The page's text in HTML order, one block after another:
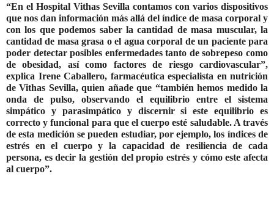
“En el Hospital Vithas Sevilla contamos con varios dispositivos
que nos dan información más allá del índice de masa corporal y
con los que podemos saber la cantidad de masa muscular, la
cantidad de masa grasa o el agua corporal de un paciente para
poder detectar posibles enfermedades tanto de sobrepeso como
de obesidad, así como factores de riesgo cardiovascular”,
explica Irene Caballero, farmacéutica especialista en nutrición
de Vithas Sevilla, quien añade que “también hemos medido la
onda de pulso, observando el equilibrio entre el sistema
simpático y parasimpático y discernir si este equilibrio es
correcto y funcional para que el cuerpo esté saludable. A través
de esta medición se pueden estudiar, por ejemplo, los índices de
estrés en el cuerpo y la capacidad de resiliencia de cada
persona, es decir la gestión del propio estrés y cómo este afecta
al cuerpo”.